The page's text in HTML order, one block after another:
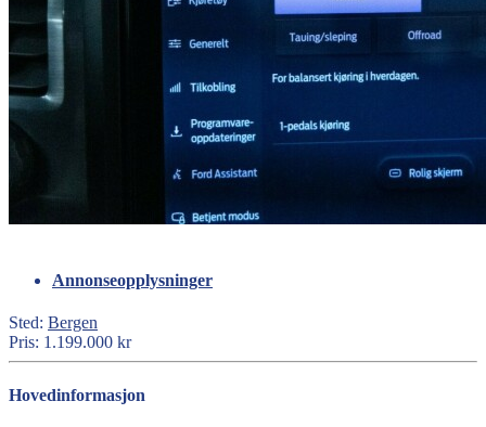
Annonseopplysninger
Sted: Bergen
Pris: 1.199.000 kr
Hovedinformasjon